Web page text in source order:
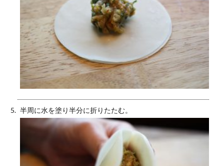
半周に水を塗り半分に折りたたむ。